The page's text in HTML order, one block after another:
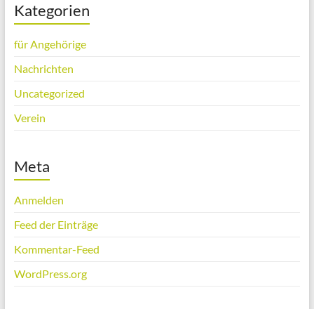
Kategorien
für Angehörige
Nachrichten
Uncategorized
Verein
Meta
Anmelden
Feed der Einträge
Kommentar-Feed
WordPress.org